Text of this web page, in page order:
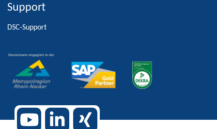
Alternative:
Support
DSC-Support